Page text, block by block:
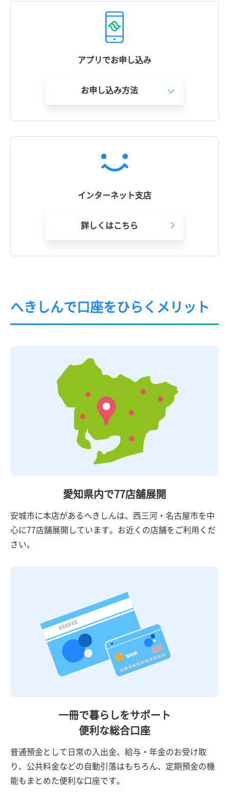
アプリでお申し込み
お申し込み方法
インターネット支店
詳しくはこちら
へきしんで口座をひらくメリット
愛知県内で77店舗展開
安城市に本店があるへきしんは、西三河・名古屋市を中
心に77店舗展開しています。お近くの店舗をご利用くだ
さい。
一冊で暮らしをサポート
便利な総合口座
普通預金として日常の入出金、給与・年金のお受け取
り、公共料金などの自動引落はもちろん、定期預金の機
能もまとめた便利な口座です。